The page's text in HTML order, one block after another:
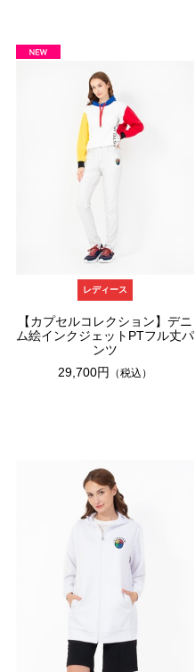
レディース
【カプセルコレクション】デニ
ム絵インクジェットPTフル丈パ
ンツ
29,700円
（税込）